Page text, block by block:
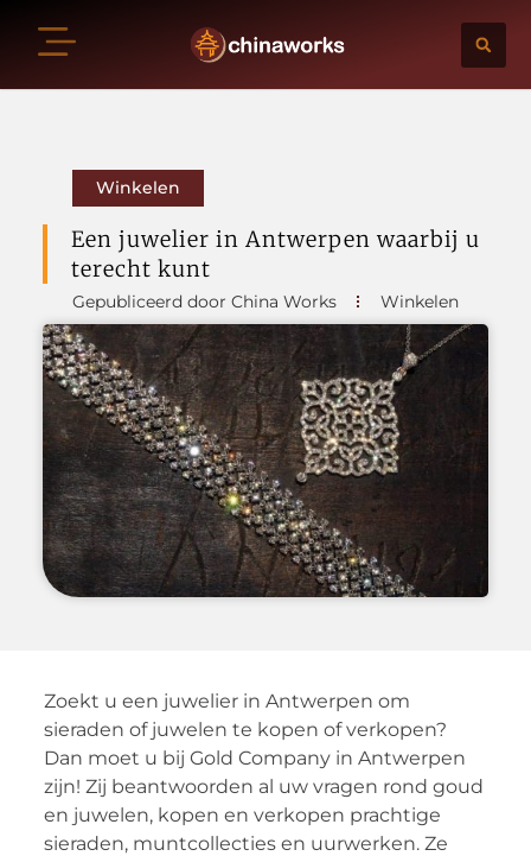
Winkelen
Een juwelier in Antwerpen waarbij u
terecht kunt
Gepubliceerd door China Works Winkelen
Zoekt u een juwelier in Antwerpen om
sieraden of juwelen te kopen of verkopen?
Dan moet u bij Gold Company in Antwerpen
zijn! Zij beantwoorden al uw vragen rond goud
en juwelen, kopen en verkopen prachtige
sieraden, muntcollecties en uurwerken. Ze